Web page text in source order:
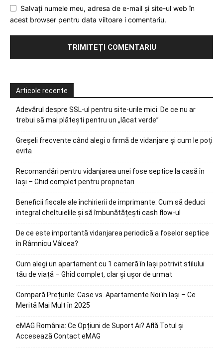
Salvați numele meu, adresa de e-mail și site-ul web în
acest browser pentru data viitoare i comentariu.
Articole recente
Adevărul despre SSL-ul pentru site-urile mici: De ce nu ar
trebui să mai plătești pentru un „lăcat verde”
Greșeli frecvente când alegi o firmă de vidanjare și cum le poți
evita
Recomandări pentru vidanjarea unei fose septice la casă în
Iași – Ghid complet pentru proprietari
Beneficii fiscale ale închirierii de imprimante: Cum să deduci
integral cheltuielile și să îmbunătățești cash flow-ul
De ce este importantă vidanjarea periodică a foselor septice
în Râmnicu Vâlcea?
Cum alegi un apartament cu 1 cameră în Iași potrivit stilului
tău de viață – Ghid complet, clar și ușor de urmat
Compară Prețurile: Case vs. Apartamente Noi în Iași – Ce
Merită Mai Mult în 2025
eMAG România: Ce Opțiuni de Suport Ai? Află Totul și
Accesează Contact eMAG